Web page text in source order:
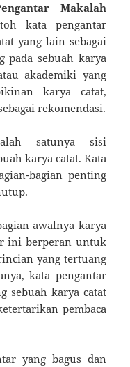
Makalah
kata pengantar
yang lain sebagai
pada sebuah karya
akademiki yang
karya catat,
rekomendasi.
satunya sisi
karya catat. Kata
bagian penting
awalnya karya
ini berperan untuk
yang tertuang
kata pengantar
sebuah karya catat
pembaca
yang bagus dan